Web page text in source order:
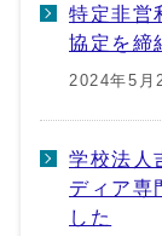
特定非営
協定を締
2024年5月
学校法人
ディア専
した